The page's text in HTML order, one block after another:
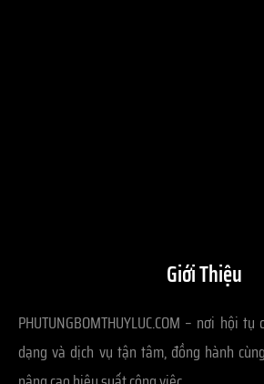
Giới Thiệu
PHUTUNGBOMTHUYLUC.COM – nơi hội
dạng và dịch vụ tận tâm, đồng hành